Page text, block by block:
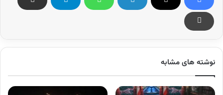
نوشته های مشابه